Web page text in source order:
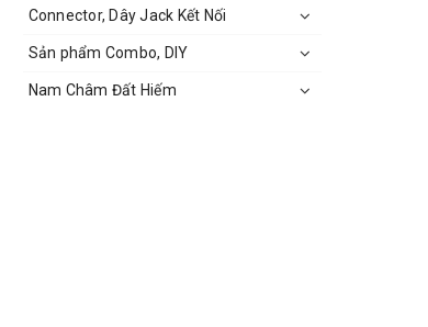
Connector, Dây Jack Kết Nối
Sản phẩm Combo, DIY
Nam Châm Đất Hiếm